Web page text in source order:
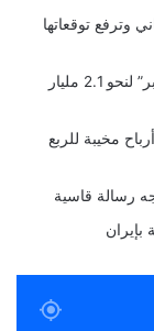
وترفع توقعاتها
تمويل جديد يرفع تقييم “مووف” المدعومة من “أوبر” لنحو 2.1 مليار
أرباح مخيبة للربع
رسالة قاسية
بإيران